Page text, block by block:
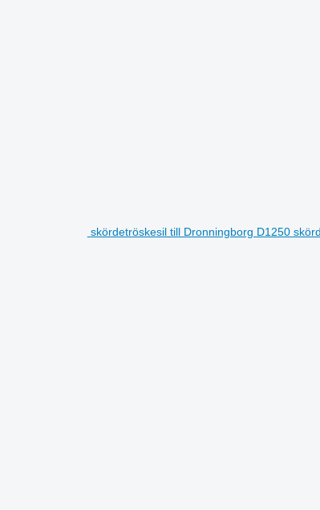
skördetröskesil till Dronningborg D1250